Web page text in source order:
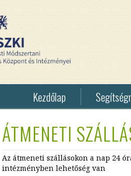
Kezdőlap
Szállások
Nappali
Melegedők
ÁTMENETI
Az átmeneti szállásokon a nap 24
intézményben lehetőség van